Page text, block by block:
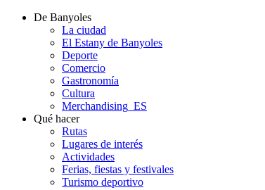
De Banyoles
La ciudad
El Estany de Banyoles
Deporte
Comercio
Gastronomía
Cultura
Merchandising_ES
Qué hacer
Rutas
Lugares de interés
Actividades
Ferias, fiestas y festivales
Turismo deportivo